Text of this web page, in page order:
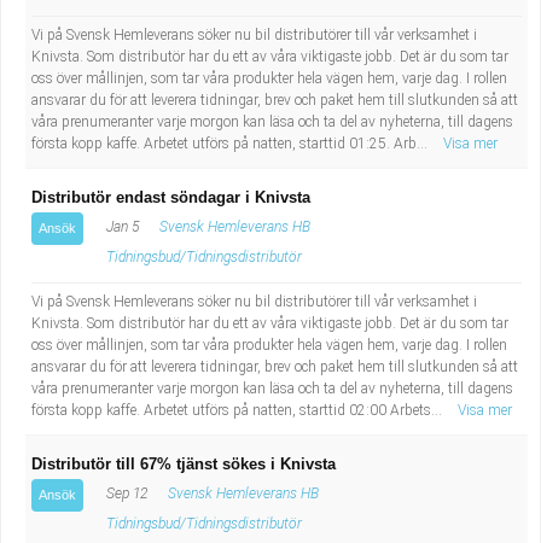
Industriell tillverkning
Installation, drift, underhåll
Kropps- och skönhetsvård
Kultur, media, design
Militärt arbete
Naturbruk
Naturvetenskapligt arbete
Sanering och renhållning
Behandlingsassistent/Socialpedagog
Tandsköterska
Budbilsförare
Tidningsbud/Tidningsdistributör
Lärare i fritidshem/Fritidspedagog
Taxiförare/Taxichaufför
Läkarsekreterare/Vårdadmin/Medicinsk
Lastbilsförare m.fl.
Vi på Svensk Hemleverans söker nu bil distributörer till vår verksamhet i
Knivsta. Som distributör har du ett av våra viktigaste jobb. Det är du som tar
oss över mållinjen, som tar våra produkter hela vägen hem, varje dag. I rollen
ansvarar du för att leverera tidningar, brev och paket hem till slutkunden så att
våra prenumeranter varje morgon kan läsa och ta del av nyheterna, till dagens
första kopp kaffe. Arbetet utförs på natten, starttid 01:25. Arb...
Visa mer
Distributör endast söndagar i Knivsta
Ansök Jan 5
Svensk Hemleverans HB
Tidningsbud/Tidningsdistributör
Vi på Svensk Hemleverans söker nu bil distributörer till vår verksamhet i
Knivsta. Som distributör har du ett av våra viktigaste jobb. Det är du som tar
oss över mållinjen, som tar våra produkter hela vägen hem, varje dag. I rollen
ansvarar du för att leverera tidningar, brev och paket hem till slutkunden så att
våra prenumeranter varje morgon kan läsa och ta del av nyheterna, till dagens
första kopp kaffe. Arbetet utförs på natten, starttid 02:00 Arbets...
Visa mer
Distributör till 67% tjänst sökes i Knivsta
Ansök Sep 12
Svensk Hemleverans HB
Tidningsbud/Tidningsdistributör